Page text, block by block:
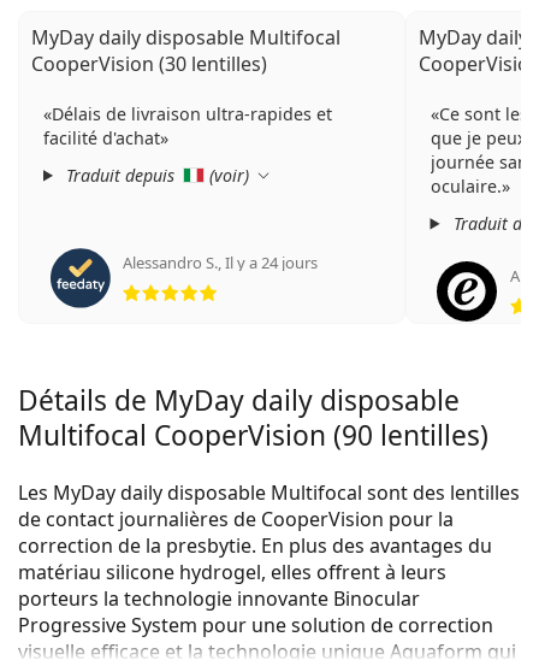
MyDay daily disposable Multifocal
CooperVision (30 lentilles)
Délais de livraison ultra-rapides et
facilité d'achat
Traduit depuis
(voir)
Alessandro S. Il y a 24 jours
évaluation 5 sur 5
MyDay daily
Ce sont les
que je peux
journée
oculaire.
Traduit
Détails de MyDay daily disposable
Multifocal CooperVision (90 lentilles)
Les MyDay daily disposable Multifocal sont des lentilles
de contact journalières de CooperVision pour la
correction de la presbytie. En plus des avantages du
matériau silicone hydrogel, elles offrent à leurs
porteurs la technologie innovante Binocular
Progressive System pour une solution de correction
visuelle efficace et la technologie unique Aquaform qui